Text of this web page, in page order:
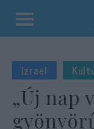
Kilépés
tartalomba
Izrael
„Új nap